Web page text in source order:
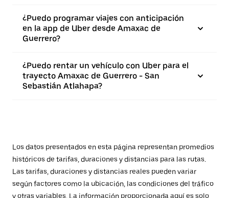
¿Puedo programar viajes con anticipación
en la app de Uber desde Amaxac de
Guerrero?
¿Puedo rentar un vehículo con Uber para el
trayecto Amaxac de Guerrero - San
Sebastián Atlahapa?
Los datos presentados en esta página representan promedios
históricos de tarifas, duraciones y distancias para las rutas.
Las tarifas, duraciones y distancias reales pueden variar
según factores como la ubicación, las condiciones del tráfico
y otras variables. La información proporcionada aquí es solo